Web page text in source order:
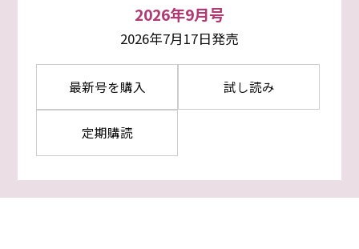
2026年9月号
2026年7月17日発売
最新号を購入 試し読み
定期購読